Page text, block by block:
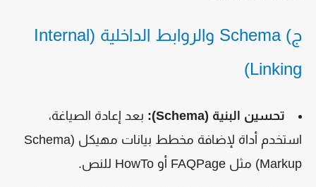
ج) Schema والروابط الداخلية (Internal
Linking)
تحسين البنية (Schema):
بعد إعادة الصياغة،
استخدم أداة لإضافة مخطط بيانات مهيكل (Schema
Markup) مثل FAQPage أو HowTo للنص.